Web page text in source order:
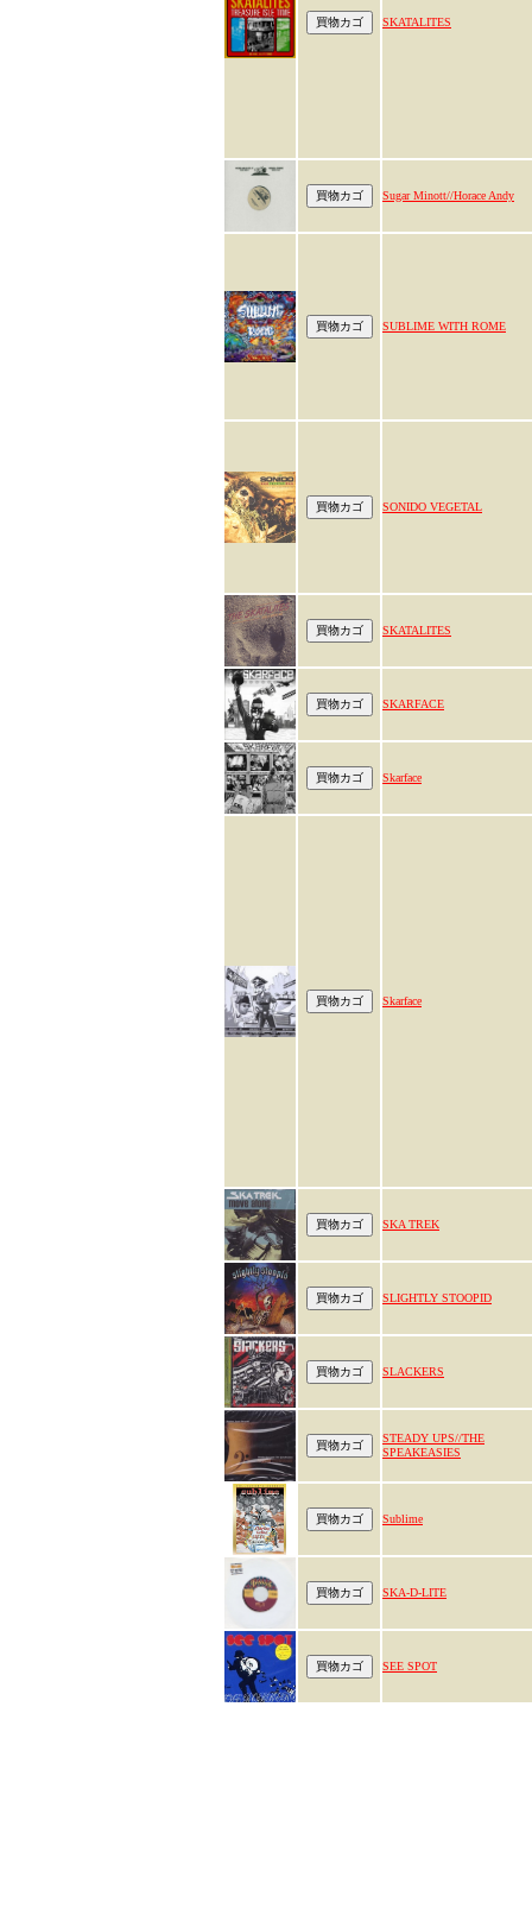
SKATALITES
Sugar Minott//Horace Andy
SUBLIME WITH ROME
SONIDO VEGETAL
SKATALITES
SKARFACE
Skarface
Skarface
SKA TREK
SLIGHTLY STOOPID
SLACKERS
STEADY UPS//THE
SPEAKEASIES
Sublime
SKA-D-LITE
SEE SPOT